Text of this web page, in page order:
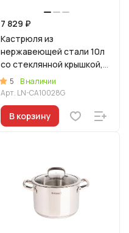
7 829 ₽
Кастрюля из
нержавеющей стали 10л
со стеклянной крышкой,
линия "Леон"
5
В наличии
Арт. LN-CA10028G
В корзину